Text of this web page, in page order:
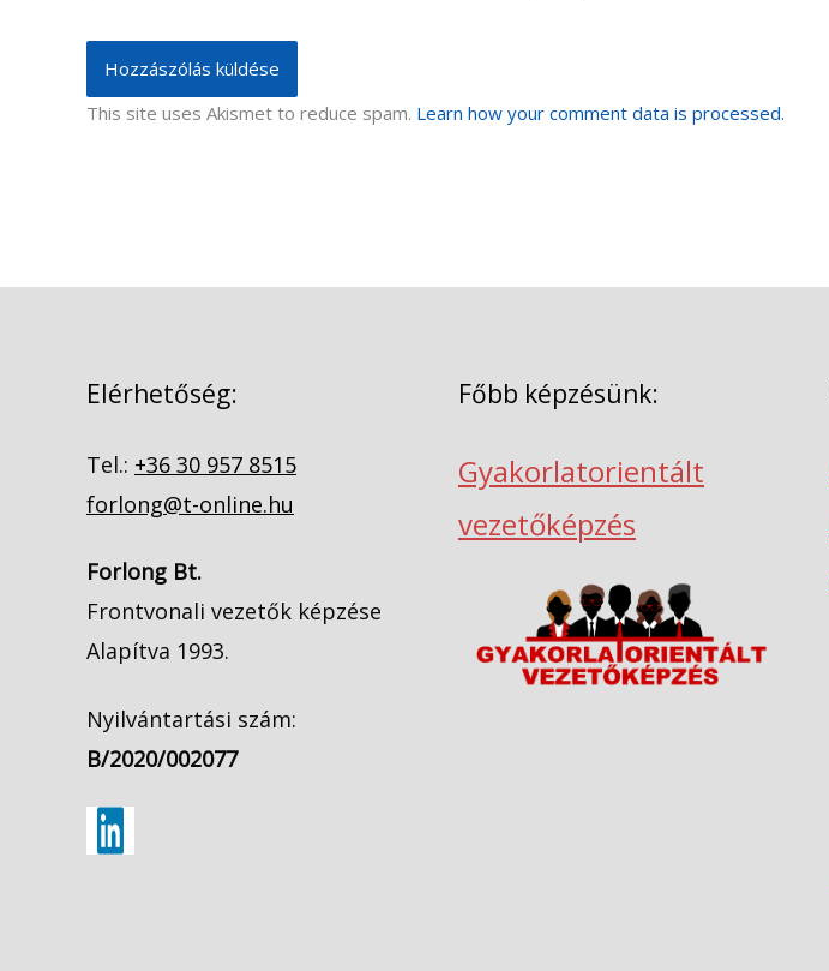
This site uses Akismet to reduce spam. Learn how your comment data is processed.
Elérhetőség:
Tel.: +36 30 957 8515
forlong@t-online.hu
Forlong Bt.
Frontvonali vezetők képzése
Alapítva 1993.
Nyilvántartási szám:
B/2020/002077
Főbb képzésünk:
Gyakorlatorientált
vezetőképzés